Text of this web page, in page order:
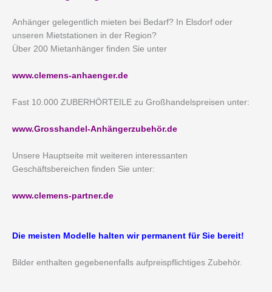
Anhänger gelegentlich mieten bei Bedarf? In Elsdorf oder
unseren Mietstationen in der Region?
Über 200 Mietanhänger finden Sie unter
www.clemens-anhaenger.de
Fast 10.000 ZUBERHÖRTEILE zu Großhandelspreisen unter:
www.Grosshandel-Anhängerzubehör.de
Unsere Hauptseite mit weiteren interessanten
Geschäftsbereichen finden Sie unter:
www.clemens-partner.de
Die meisten Modelle halten wir permanent für Sie bereit!
Bilder enthalten gegebenenfalls aufpreispflichtiges Zubehör.